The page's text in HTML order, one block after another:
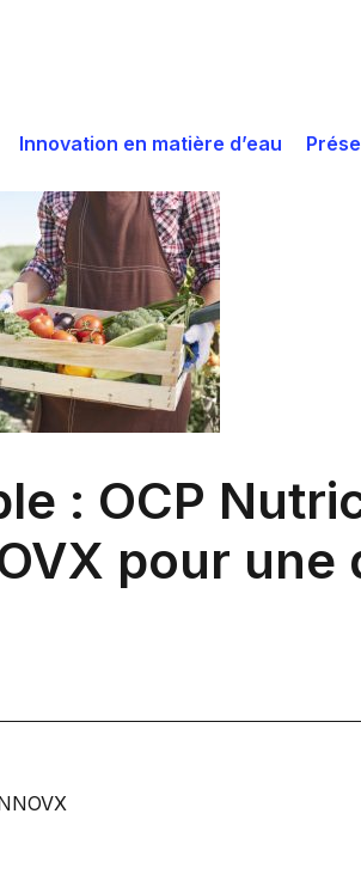
Innovation en matière d’eau
: OCP
pour